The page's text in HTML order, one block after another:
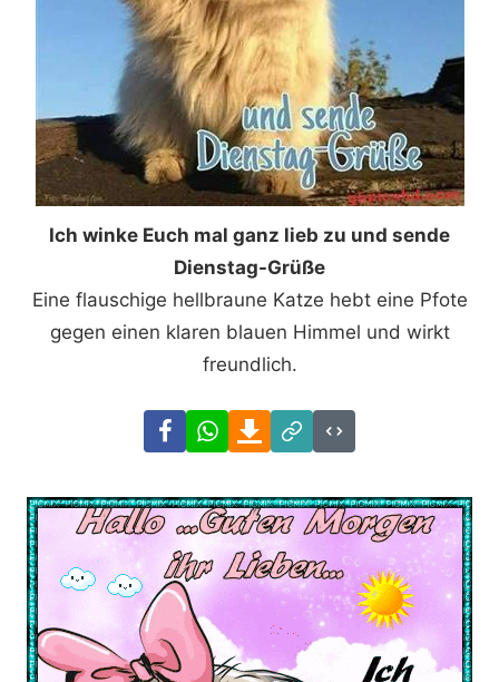
Ich winke Euch mal ganz lieb zu und sende
Dienstag-Grüße
Eine flauschige hellbraune Katze hebt eine Pfote
gegen einen klaren blauen Himmel und wirkt
freundlich.
FacebookWhatsAppDownload
Link
Code